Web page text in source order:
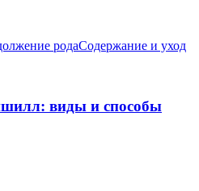
родаСодержание и уход
виды и способы